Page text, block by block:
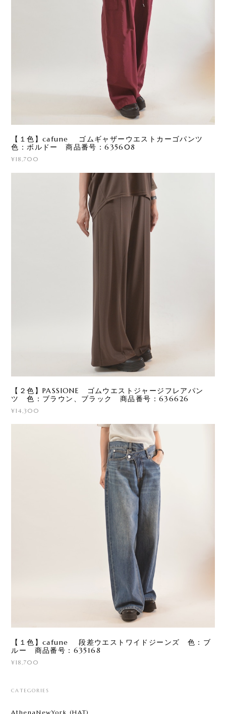
【１色】cafune ゴムギャザーウエストカーゴパンツ
色：ボルドー 商品番号：635608
¥18,700
【２色】PASSIONE ゴムウエストジャージフレアパン
ツ 色：ブラウン、ブラック 商品番号：636626
¥14,300
【１色】cafune 段差ウエストワイドジーンズ 色：ブ
ルー 商品番号：635168
¥18,700
CATEGORIES
AthenaNewYork (HAT)